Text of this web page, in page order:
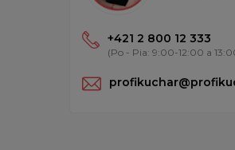
+421 2 800 12 333
(Po - Pia: 9:00-12:00 a